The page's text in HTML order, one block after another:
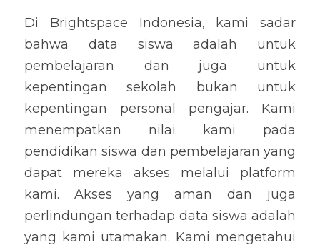
Di Brightspace Indonesia, kami sadar
bahwa data siswa adalah untuk
pembelajaran dan juga untuk
kepentingan sekolah bukan untuk
kepentingan personal pengajar. Kami
menempatkan nilai kami pada
pendidikan siswa dan pembelajaran yang
dapat mereka akses melalui platform
kami. Akses yang aman dan juga
perlindungan terhadap data siswa adalah
yang kami utamakan. Kami mengetahui